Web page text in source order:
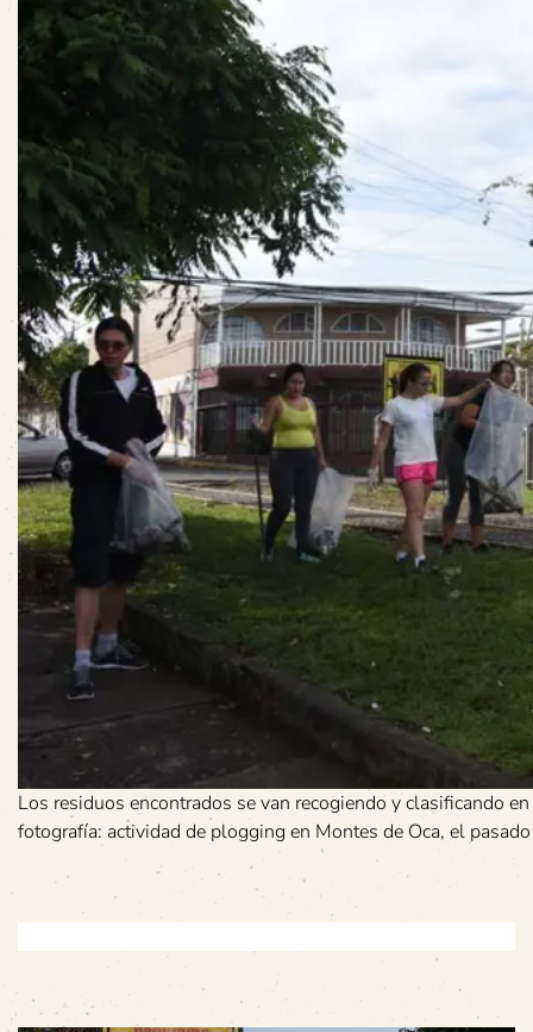
Los residuos encontrados se van recogiendo y clasificando
fotografía: actividad de plogging en Montes de Oca, el